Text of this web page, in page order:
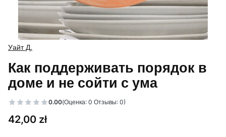
Уайт Д.
Как поддерживать порядок в
доме и не сойти с ума
0.00(Оценка: 0 Отзывы: 0)
Цена
42,00 zł